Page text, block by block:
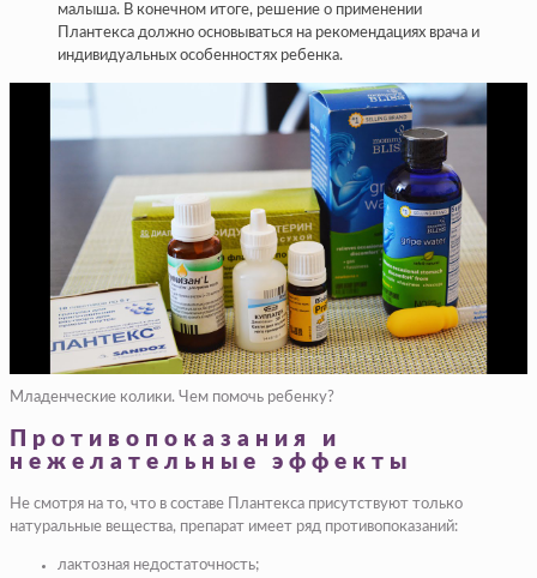
малыша. В конечном итоге, решение о применении
Плантекса должно основываться на рекомендациях врача и
индивидуальных особенностях ребенка.
Младенческие колики. Чем помочь ребенку?
Противопоказания и
нежелательные эффекты
Не смотря на то, что в составе Плантекса присутствуют только
натуральные вещества, препарат имеет ряд противопоказаний:
лактозная недостаточность;